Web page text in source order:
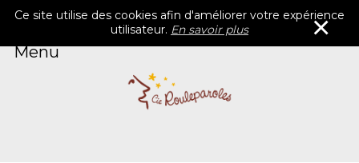
Ce site utilise des cookies afin d'améliorer votre expérience
utilisateur. En savoir plus ×
Menu
Rouleparoles
Catalogue
Blog